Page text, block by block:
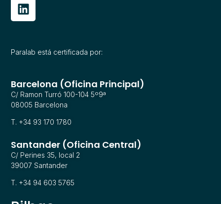
Paralab está certificada por:
Barcelona (Oficina Principal)
C/ Ramon Turró 100-104 5º9ª
08005 Barcelona
T. +34 93 170 1780
Santander (Oficina Central)
C/ Perines 35, local 2
39007 Santander
T. +34 94 603 5765